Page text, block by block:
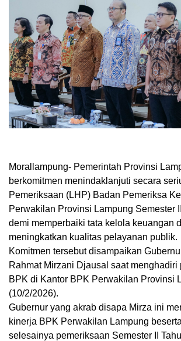
Morallampung- Pemerintah Provinsi
berkomitmen menindaklanjuti secara
Pemeriksaan (LHP) Badan Pemeriksa
Perwakilan Provinsi Lampung Semester
demi memperbaiki tata kelola keuangan
meningkatkan kualitas pelayanan publik.
Komitmen tersebut disampaikan
Rahmat Mirzani Djausal saat menghadiri
BPK di Kantor BPK Perwakilan Provinsi
(10/2/2026).
Gubernur yang akrab disapa Mirza ini
kinerja BPK Perwakilan Lampung
selesainya pemeriksaan Semester II